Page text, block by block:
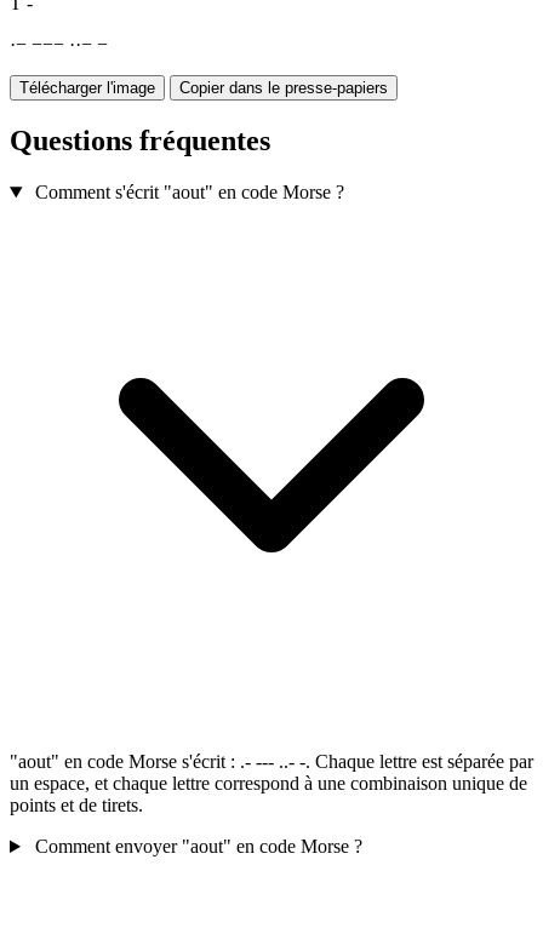
·− −−− ··− −
Télécharger l'image Copier dans le presse-papiers
Questions fréquentes
Comment s'écrit "aout" en code Morse ?
"aout" en code Morse s'écrit : .- --- ..- -. Chaque lettre est séparée par
un espace, et chaque lettre correspond à une combinaison unique de
points et de tirets.
Comment envoyer "aout" en code Morse ?